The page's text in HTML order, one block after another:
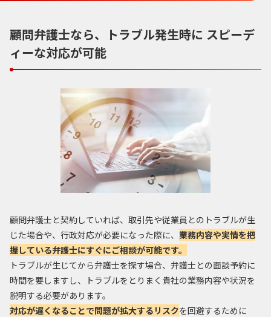
顧問弁護士なら、トラブル発生時に スピーデ
ィーな対応が可能
顧問弁護士と契約していれば、取引先や従業員とのトラブルが生
じた場合や、行政対応が必要になった際に、 業務内容や実情を把
握している弁護士にすぐにご相談が可能です。
トラブルが生じてから弁護士を探す場合、弁護士との面談予約に
時間を要しますし、トラブルをとりまく貴社の業務内容や状況を
説明する必要があります。
対応が遅くなることで問題が拡大するリスクを回避するために